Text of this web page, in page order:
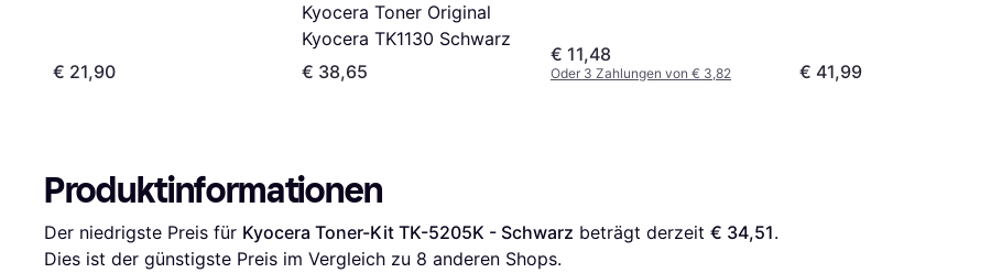
€ 21,90
Kyocera Toner Original
Kyocera TK1130 Schwarz
€ 38,65
€ 11,48
Oder 3 Zahlungen von € 3,82 € 41,99
Produktinformationen
Der niedrigste Preis für Kyocera Toner-Kit TK-5205K - Schwarz beträgt derzeit € 34,51.
Dies ist der günstigste Preis im Vergleich zu 8 anderen Shops.